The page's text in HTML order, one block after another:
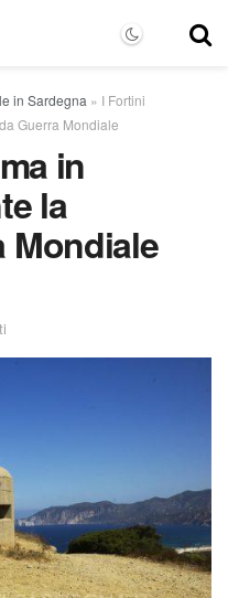
in Sardegna » I Fortini
Guerra Mondiale
in
la
Mondiale